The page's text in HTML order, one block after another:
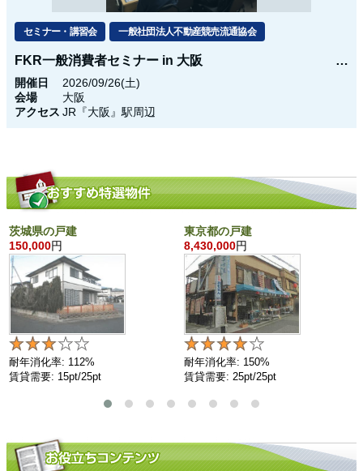
セミナー・講習会 一般社団法人不動産競売流通協会
FKR一般消費者セミナー in 大阪
開催日
2026/09/26(土)
会場
大阪
アクセス JR『大阪』駅周辺
茨城県の戸建
150,000円
耐年消化率: 112%
賃貸需要: 15pt/25pt
東京都の戸建
8,430,000円
耐年消化率: 150%
賃貸需要: 25pt/25pt